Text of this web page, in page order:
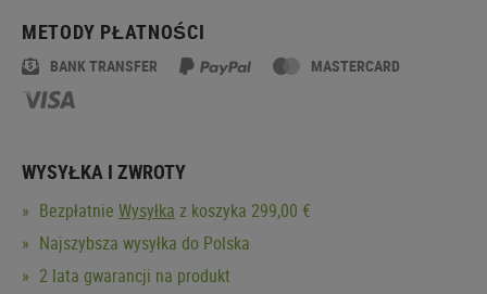
METODY PŁATNOŚCI
BANK TRANSFER MASTERCARD
WYSYŁKA I ZWROTY
Bezpłatnie Wysyłka z koszyka 299,00 €
Najszybsza wysyłka do Polska
2 lata gwarancji na produkt